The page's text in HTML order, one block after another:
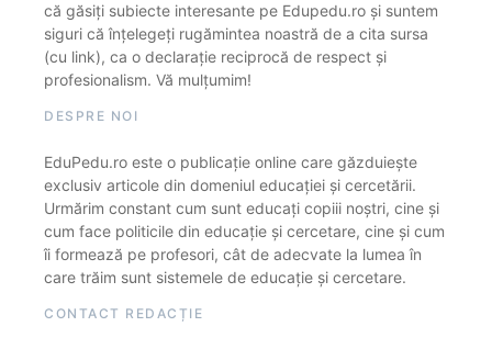
că găsiți subiecte interesante pe Edupedu.ro și suntem
siguri că înțelegeți rugămintea noastră de a cita sursa
(cu link), ca o declarație reciprocă de respect și
profesionalism. Vă mulțumim!
DESPRE NOI
EduPedu.ro este o publicație online care găzduiește
exclusiv articole din domeniul educației și cercetării.
Urmărim constant cum sunt educați copiii noștri, cine și
cum face politicile din educație și cercetare, cine și cum
îi formează pe profesori, cât de adecvate la lumea în
care trăim sunt sistemele de educație și cercetare.
CONTACT REDACȚIE